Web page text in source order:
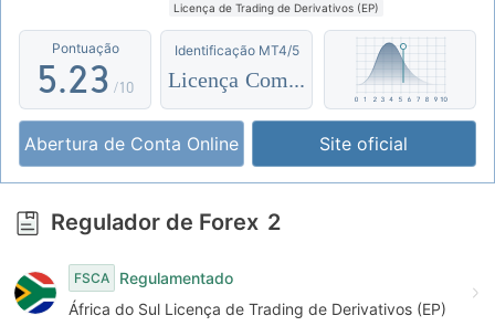
Licença de Trading de Derivativos (EP)
Etiqueta principal MT4
Negócio global
Regulatório Offshore
Pontuação
4
5
6
7
8
.
1
2
3
4
5
6
7
2
3
4
5
6
7
8
/10
Identificação MT4/5
Licença Completa
Abertura de Conta Online Site oficial
Regulador de Forex 2
FSCA
Regulamentado
África do Sul Licença de Trading de Derivativos (EP)